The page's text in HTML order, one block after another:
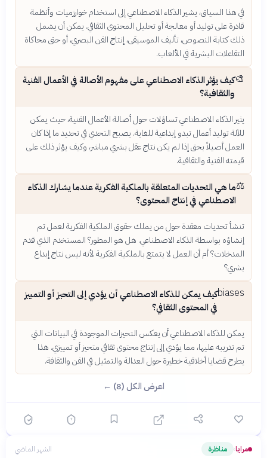
في هذا السياق، يشير الذكاء الاصطناعي إلى استخدام خوارزميات وأنظمة
قادرة على توليد أو معالجة أو تحليل المحتوى الثقافي. يمكن أن يشمل
ذلك كتابة النصوص، تأليف الموسيقى، إنتاج الفن البصري، أو حتى محاكاة
التفاعلات البشرية في الألعاب.
🎨كيف يؤثر الذكاء الاصطناعي على مفهوم الأصالة في الأعمال الفنية
والثقافية؟
يثير الذكاء الاصطناعي تساؤلات حول أصالة الأعمال الفنية، حيث يمكن
للآلة توليد أعمال تبدو إبداعية للغاية. يصبح التحدي في تحديد ما إذا كان
العمل أصيلاً بحق إذا لم يكن نتاج عقل بشري مباشر، وكيف يؤثر ذلك على
قيمته الفنية والثقافية.
⚖️ما هي التحديات المتعلقة بالملكية الفكرية عندما يشارك الذكاء
الاصطناعي في إنتاج المحتوى؟
تنشأ تحديات معقدة حول من يملك حقوق الملكية الفكرية لعمل تم
إنشاؤه بواسطة الذكاء الاصطناعي. هل هو المطور؟ المستخدم الذي قدم
المدخلات؟ أم أن العمل لا يتمتع بالملكية الفكرية لأنه ليس نتاج إبداع
بشري؟
biasesكيف يمكن للذكاء الاصطناعي أن يؤدي إلى التحيز أو التمييز
في المحتوى الثقافي؟
يمكن للذكاء الاصطناعي أن يعكس التحيزات الموجودة في البيانات التي
تم تدريبه عليها، مما يؤدي إلى إنتاج محتوى ثقافي متحيز أو تمييزي. هذا
يطرح قضايا أخلاقية خطيرة حول العدالة والتمثيل في الفن والثقافة.
اعرض الكل (8) ←
مرايا› مناظرة الشهر الماضي